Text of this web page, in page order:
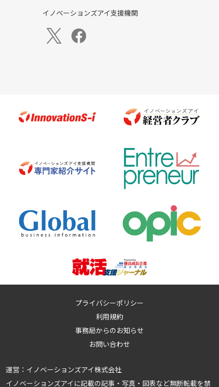
イノベーションズアイ支援機関
プライバシーポリシー
利用規約
事務局からのお知らせ
お問い合わせ
運営： イノベーションズアイ株式会社
イノベーションズアイに記載の記事・写真・図表など無断転載を禁